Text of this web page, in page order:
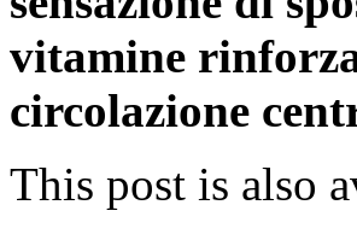
vitamine
circolazione
This post is also